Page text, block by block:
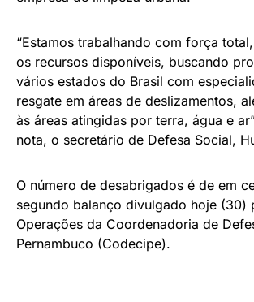
“Estamos trabalhando com força
os recursos disponíveis, buscando
vários estados do Brasil com
resgate em áreas de deslizamentos,
às áreas atingidas por terra, água e
nota, o secretário de Defesa Social,
O número de desabrigados é de em
segundo balanço divulgado hoje (30)
Operações da Coordenadoria de
Pernambuco (Codecipe).